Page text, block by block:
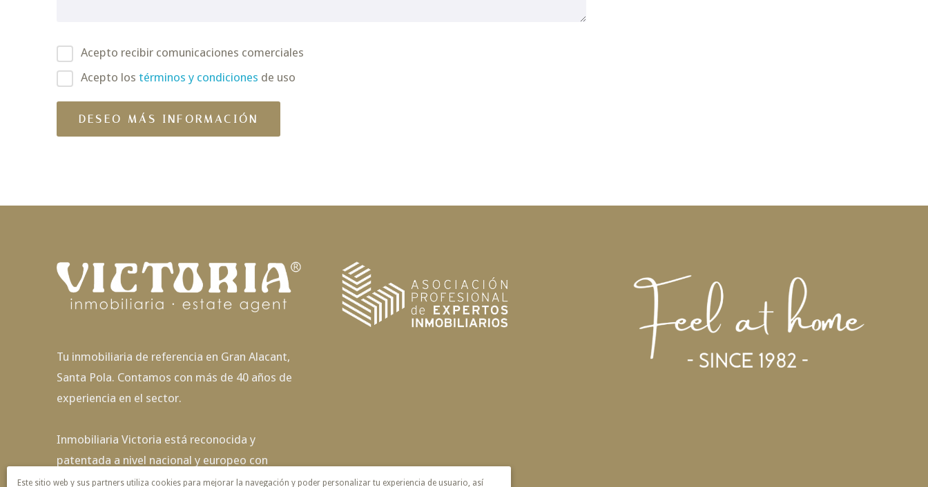
Acepto recibir comunicaciones comerciales
Acepto los términos y condiciones de uso
Tu inmobiliaria de referencia en Gran Alacant,
Santa Pola. Contamos con más de 40 años de
experiencia en el sector.
Inmobiliaria Victoria está reconocida y
patentada a nivel nacional y europeo con
exclusividad de nombre y servicio.
Este sitio web y sus partners utiliza cookies para mejorar la navegación y poder personalizar tu experiencia de usuario, así